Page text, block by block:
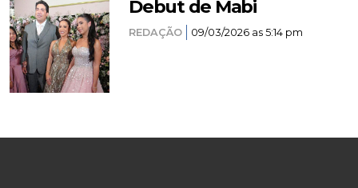
Debut de Mabi
REDAÇÃO 09/03/2026 as 5:14 pm